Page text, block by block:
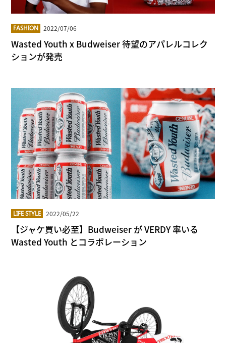
FASHION 2022/07/06
Wasted Youth x Budweiser 待望のアパレルコレク
ションが発売
LIFE STYLE 2022/05/22
【ジャケ買い必至】Budweiser が VERDY 率いる
Wasted Youth とコラボレーション